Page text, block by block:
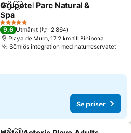
Dela Lägg till i Mina Favoriter
Grupotel Parc Natural &
Spa
Se priser
5 Stjärnor
9,6 Utmärkt
2 864
Playa de Muro, 17.2 km till Binibona
Sömlös integration med naturreservatetSe
Se priser